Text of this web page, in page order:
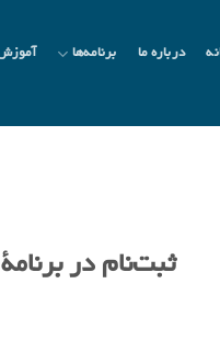
درباره ما برنامه‌ها
ثبت‌نام در برنامۀ